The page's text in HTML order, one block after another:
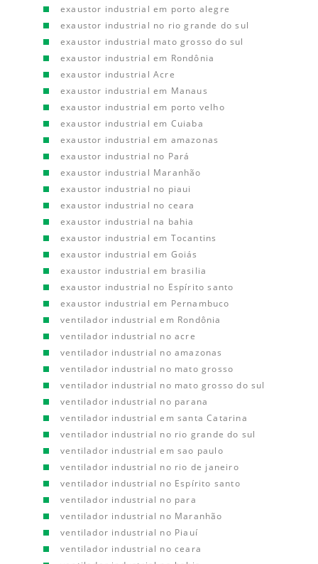
exaustor industrial em porto alegre
exaustor industrial no rio grande do sul
exaustor industrial mato grosso do sul
exaustor industrial em Rondônia
exaustor industrial Acre
exaustor industrial em Manaus
exaustor industrial em porto velho
exaustor industrial em Cuiaba
exaustor industrial em amazonas
exaustor industrial no Pará
exaustor industrial Maranhão
exaustor industrial no piaui
exaustor industrial no ceara
exaustor industrial na bahia
exaustor industrial em Tocantins
exaustor industrial em Goiás
exaustor industrial em brasilia
exaustor industrial no Espírito santo
exaustor industrial em Pernambuco
ventilador industrial em Rondônia
ventilador industrial no acre
ventilador industrial no amazonas
ventilador industrial no mato grosso
ventilador industrial no mato grosso do sul
ventilador industrial no parana
ventilador industrial em santa Catarina
ventilador industrial no rio grande do sul
ventilador industrial em sao paulo
ventilador industrial no rio de janeiro
ventilador industrial no Espírito santo
ventilador industrial no para
ventilador industrial no Maranhão
ventilador industrial no Piauí
ventilador industrial no ceara